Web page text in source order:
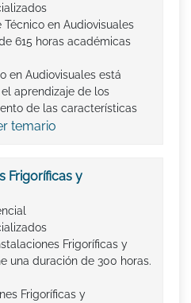
Técnico en Audiovisuales
615 horas académicas
en Audiovisuales está
aprendizaje de los
de las características
temario
Frigoríficas y
Frigoríficas y
una duración de 300 horas.
Frigoríficas y